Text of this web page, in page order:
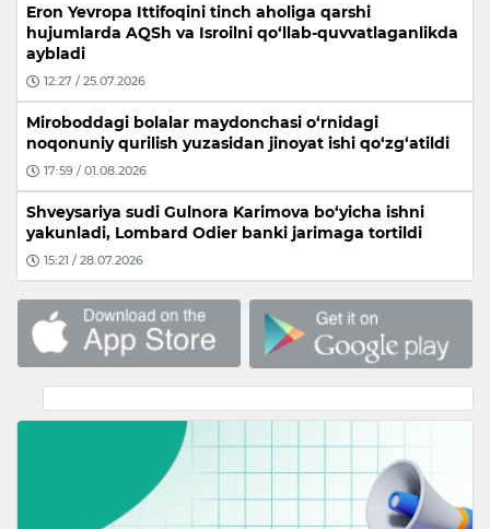
Eron Yevropa Ittifoqini tinch aholiga qarshi
hujumlarda AQSh va Isroilni qo‘llab-quvvatlaganlikda
aybladi
12:27 / 25.07.2026
Miroboddagi bolalar maydonchasi o‘rnidagi
noqonuniy qurilish yuzasidan jinoyat ishi qo‘zg‘atildi
17:59 / 01.08.2026
Shveysariya sudi Gulnora Karimova bo‘yicha ishni
yakunladi, Lombard Odier banki jarimaga tortildi
15:21 / 28.07.2026